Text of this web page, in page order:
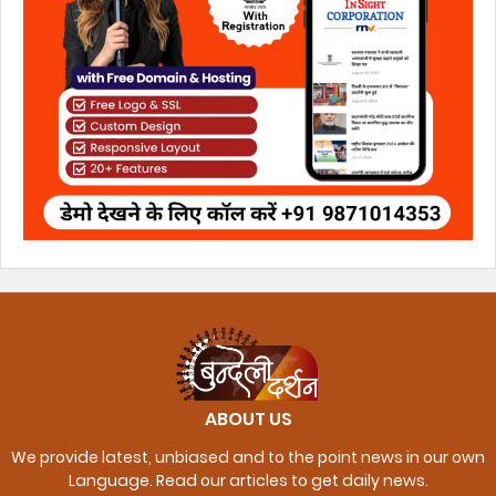
ABOUT US
We provide latest, unbiased and to the point news in our own
Language. Read our articles to get daily news.